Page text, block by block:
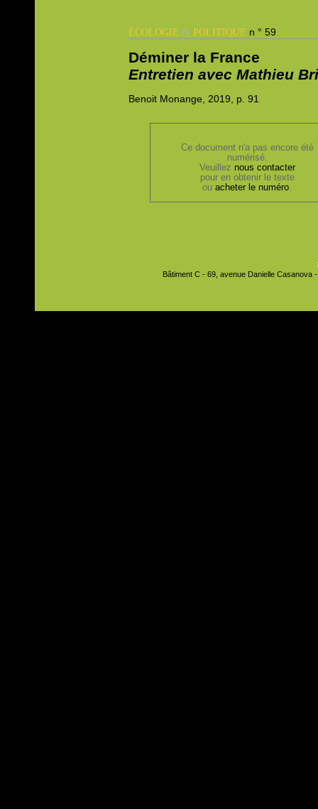
ÉCOLOGIE& POLITIQUE n ° 59
Déminer la France
Entretien avec Mathieu
Benoit Monange, 2019, p. 91
Ce document n'a pas encore été
numérisé.
Veuillez nous contacter
pour en obtenir le texte
ouacheter le numéro.
Bâtiment C - 69, avenue Danielle